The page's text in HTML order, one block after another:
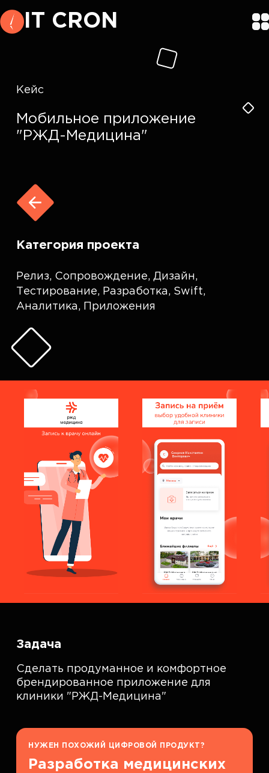
IT CRON
Кейс
Мобильное приложение
"РЖД-Медицина"
Категория проекта
Релиз, Сопровождение, Дизайн,
Тестирование, Разработка, Swift,
Аналитика, Приложения
Задача
Сделать продуманное и комфортное
брендированное приложение для
клиники "РЖД-Медицина"
НУЖЕН ПОХОЖИЙ ЦИФРОВОЙ ПРОДУКТ?
Разработка медицинских